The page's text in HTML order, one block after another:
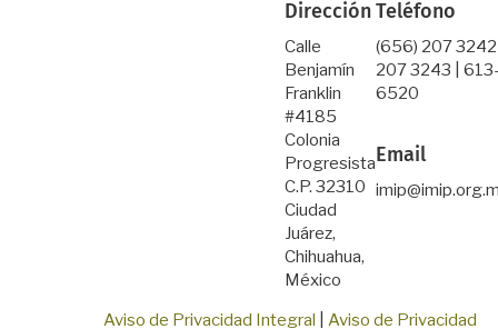
Dirección
Calle
Benjamín
Franklin
#4185
Colonia
Progresista
C.P. 32310
Ciudad
Juárez,
Chihuahua,
México
Teléfono
(656) 207
207 3243 |
6520
Email
Aviso de Privacidad Integral |Aviso de Privacidad